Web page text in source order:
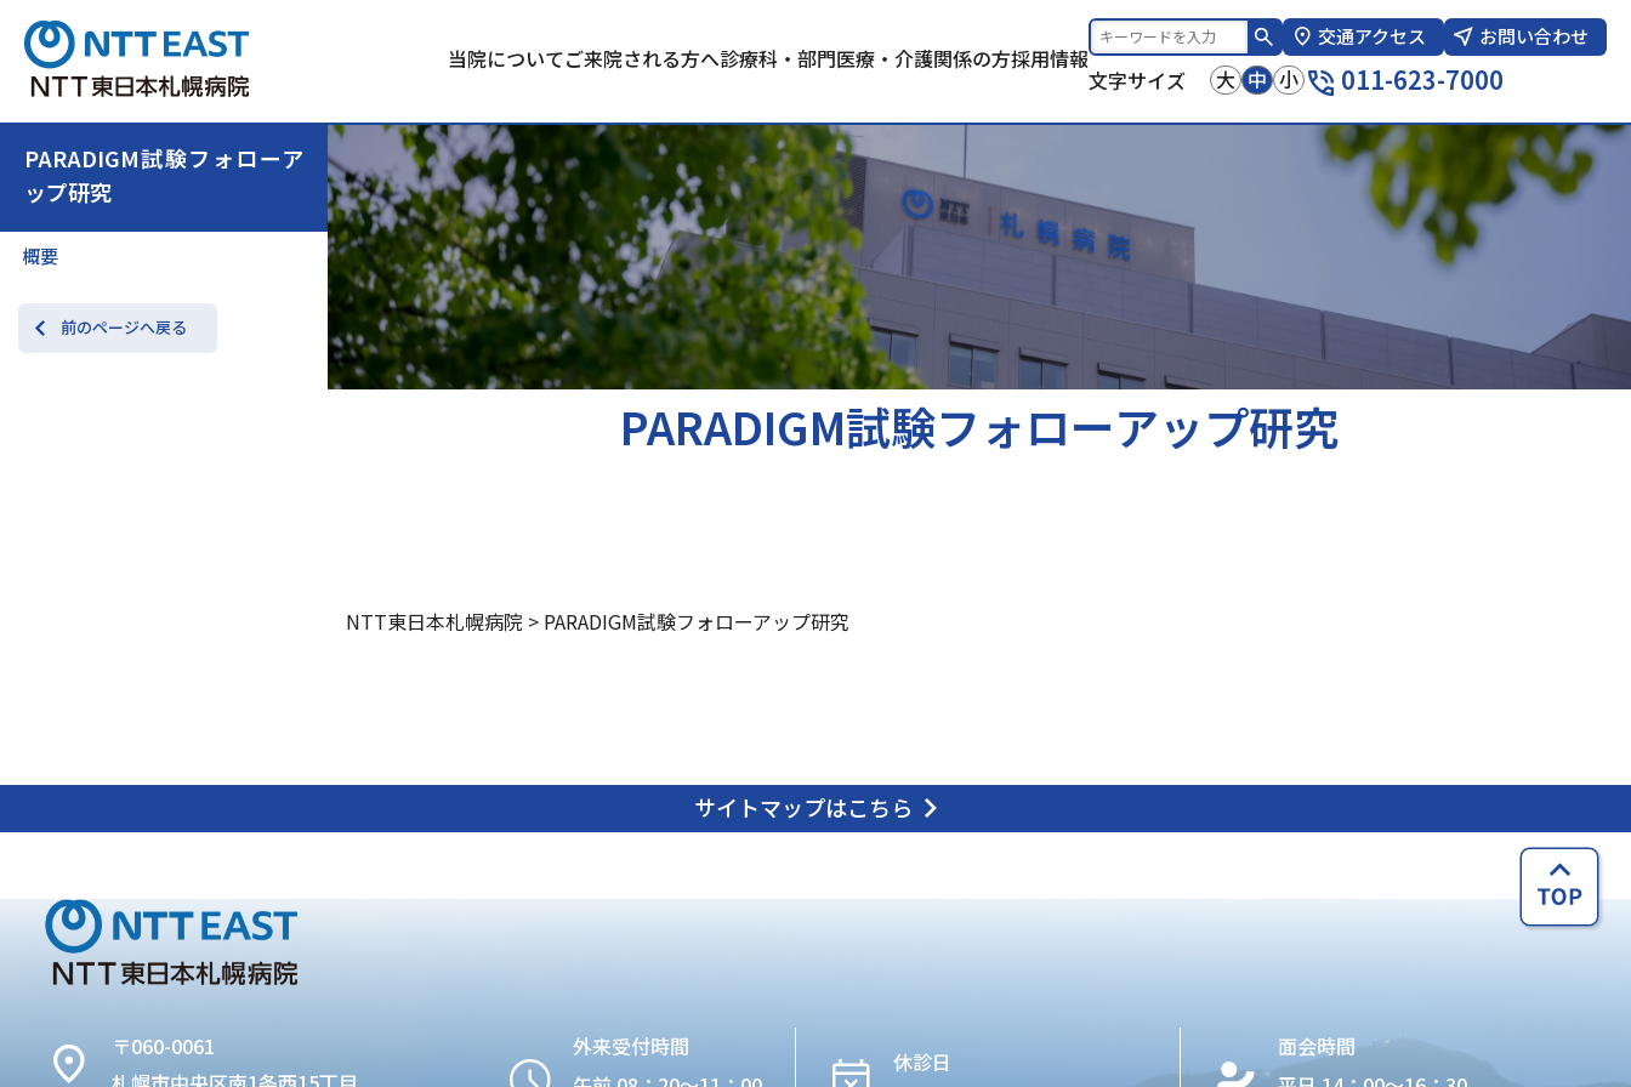
当院についてご来院される方へ診療科・部門医療・介護関係の方採用情報
交通アクセス お問い合わせ
文字サイズ 大 中 小 011-623-7000
PARADIGM試験フォローア
ップ研究
概要
前のページへ戻る
PARADIGM試験フォローアップ研究
NTT東日本札幌病院 > PARADIGM試験フォローアップ研究
サイトマップはこちら
〒060-0061
外来受付時間
休診日
面会時間